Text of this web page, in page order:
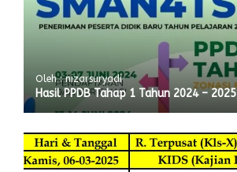
Oleh : nizarsuryadi
Hasil PPDB Tahap 1 Tahun 2024 – 2025